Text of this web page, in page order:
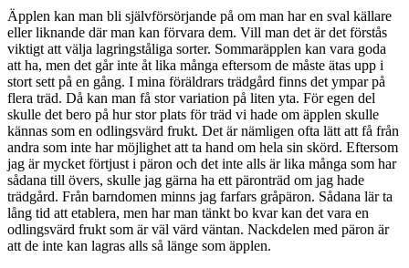
Äpplen kan man bli självförsörjande på om man har en sval källare
eller liknande där man kan förvara dem. Vill man det är det förstås
viktigt att välja lagringståliga sorter. Sommaräpplen kan vara goda
att ha, men det går inte åt lika många eftersom de måste ätas upp i
stort sett på en gång. I mina föräldrars trädgård finns det ympar på
flera träd. Då kan man få stor variation på liten yta. För egen del
skulle det bero på hur stor plats för träd vi hade om äpplen skulle
kännas som en odlingsvärd frukt. Det är nämligen ofta lätt att få från
andra som inte har möjlighet att ta hand om hela sin skörd. Eftersom
jag är mycket förtjust i päron och det inte alls är lika många som har
sådana till övers, skulle jag gärna ha ett päronträd om jag hade
trädgård. Från barndomen minns jag farfars gråpäron. Sådana lär ta
lång tid att etablera, men har man tänkt bo kvar kan det vara en
odlingsvärd frukt som är väl värd väntan. Nackdelen med päron är
att de inte kan lagras alls så länge som äpplen.